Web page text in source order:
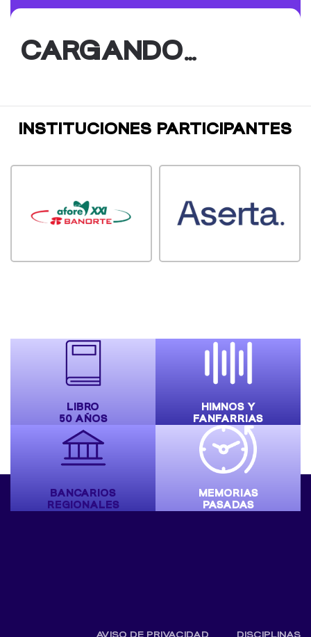
CARGANDO…
INSTITUCIONES PARTICIPANTES
LIBRO
50 AÑOS
HIMNOS Y
FANFARRIAS
BANCARIOS
REGIONALES
MEMORIAS
PASADAS
AVISO DE PRIVACIDAD DISCIPLINAS